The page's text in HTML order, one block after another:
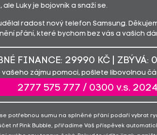
ale Luky je bojovník a snaží se.
radost nový telefon Samsung.
přání, které bychom bez vás a vašich
FINANCE: 29990 KČ | ZBÝVÁ:
vašeho zájmu pomoci, pošlete libovolnou
2777 575 777 / 0300 v.s.
potřebnou sumu na splněné přání podaří vybrat
nf Pink Bubble, přiřadíme Váš příspěvek